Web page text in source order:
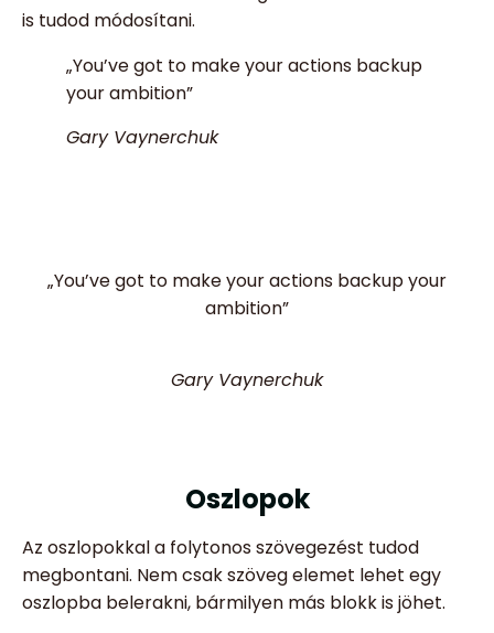
is tudod módosítani.
„You’ve got to make your actions backup
your ambition”
Gary Vaynerchuk
„You’ve got to make your actions backup your
ambition”
Gary Vaynerchuk
Oszlopok
Az oszlopokkal a folytonos szövegezést tudod
megbontani. Nem csak szöveg elemet lehet egy
oszlopba belerakni, bármilyen más blokk is jöhet.